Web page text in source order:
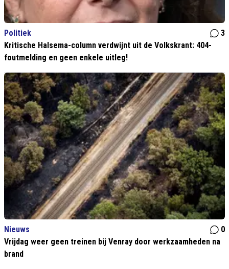
Politiek
3
Kritische Halsema-column verdwijnt uit de Volkskrant: 404-
foutmelding en geen enkele uitleg!
Nieuws
0
Vrijdag weer geen treinen bij Venray door werkzaamheden na
brand